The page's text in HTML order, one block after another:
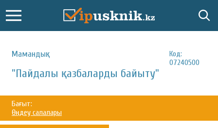
Мамандық:
Код:
07240500
"Пайдалы қазбаларды байыту"
Бағыт:
Өңдеу салалары